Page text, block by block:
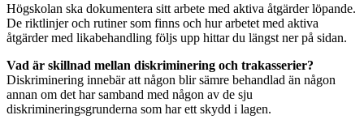
Högskolan ska dokumentera sitt arbete med aktiva åtgärder löpande.
De riktlinjer och rutiner som finns och hur arbetet med aktiva
åtgärder med likabehandling följs upp hittar du längst ner på sidan.
Vad är skillnad mellan diskriminering och trakasserier?
Diskriminering innebär att någon blir sämre behandlad än någon
annan om det har samband med någon av de sju
diskrimineringsgrunderna som har ett skydd i lagen.